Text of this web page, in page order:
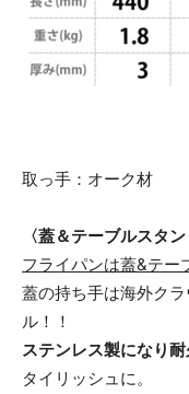
取っ手：オーク材
〈蓋＆テーブルスタン
フライパンは蓋&テー
蓋の持ち手は海外ク
ル！！
ステンレス製になり耐
タイリッシュに。